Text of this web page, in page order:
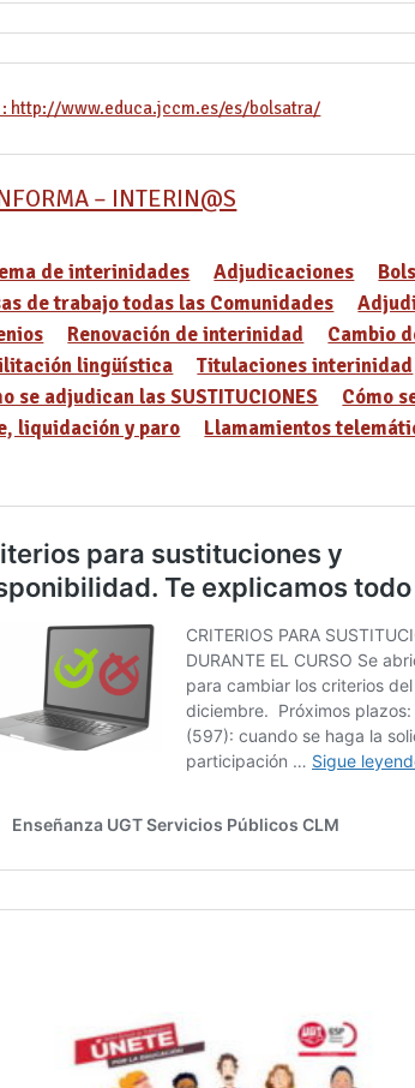
: http://www.educa.jccm.es/es/bolsatra/
– INTERIN@S
de interinidades Adjudicaciones
de trabajo todas las Comunidades
Renovación de interinidad
Cambio
lingüística
Titulaciones interinidad
se adjudican las SUSTITUCIONES
Cómo
liquidación y paro
Llamamientos